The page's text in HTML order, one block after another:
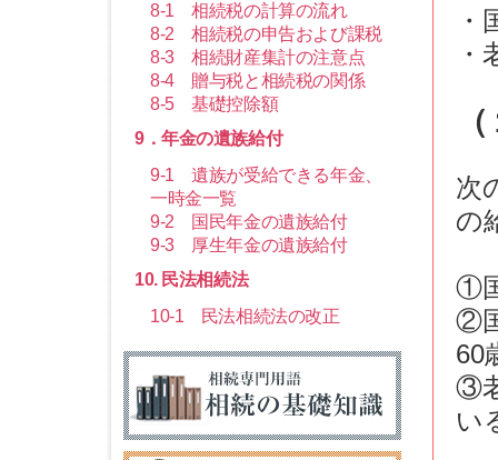
次
の
①
②
60
③
い
8-1 相続税の計算の流れ
8-2 相続税の申告および課税
8-3 相続財産集計の注意点
8-4 贈与税と相続税の関係
8-5 基礎控除額
9．年金の遺族給付
9-1 遺族が受給できる年金、
一時金一覧
9-2 国民年金の遺族給付
9-3 厚生年金の遺族給付
10. 民法相続法
10-1 民法相続法の改正